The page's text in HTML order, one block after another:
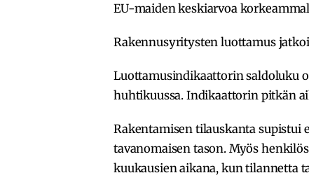
EU-maiden keskiarvoa
Rakennusyritysten luottamus
Luottamusindikaattorin saldoluku
huhtikuussa. Indikaattorin pitkän
Rakentamisen tilauskanta supistui
tavanomaisen tason. Myös
kuukausien aikana, kun tilannetta